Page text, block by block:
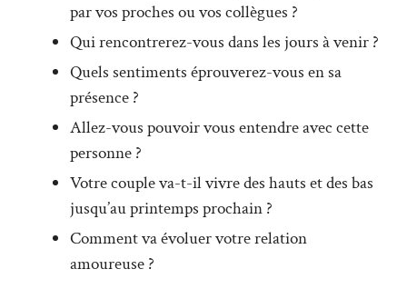
par vos proches ou vos collègues ?
Qui rencontrerez-vous dans les jours à venir ?
Quels sentiments éprouverez-vous en sa
présence ?
Allez-vous pouvoir vous entendre avec cette
personne ?
Votre couple va-t-il vivre des hauts et des bas
jusqu’au printemps prochain ?
Comment va évoluer votre relation
amoureuse ?